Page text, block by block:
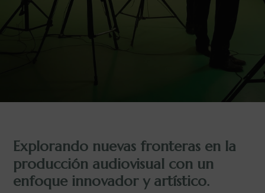
Explorando nuevas fronteras en la
producción audiovisual con un
enfoque innovador y artístico.